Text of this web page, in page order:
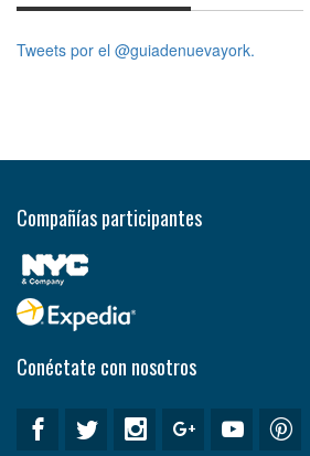
Tweets por el @guiadenuevayork.
Compañías participantes
Conéctate con nosotros